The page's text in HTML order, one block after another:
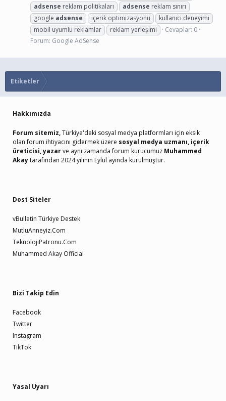
adsense reklam politikaları adsense reklam sınırı
google adsense içerik optimizasyonu
kullanıcı deneyimi
mobil uyumlu reklamlar
reklam yerleşimi
Cevaplar: 0
Forum: Google AdSense
Etiketler
Hakkımızda
Forum sitemiz,Türkiye'deki sosyal medya platformları için eksik
olan forum ihtiyacını gidermek üzere sosyal medya uzmanı, içerik
üreticisi, yazarve aynı zamanda forum kurucumuz Muhammed
Akaytarafından 2024 yılının Eylül ayında kurulmuştur.
Dost Siteler
vBulletin Türkiye Destek
MutluAnneyiz.Com
TeknolojiPatronu.Com
Muhammed Akay Official
Bizi Takip Edin
Facebook
Twitter
Instagram
TikTok
Yasal Uyarı